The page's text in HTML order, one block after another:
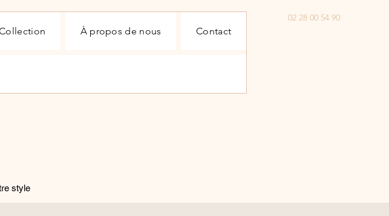
À propos de nous Contact
02 28 00 54 90
style